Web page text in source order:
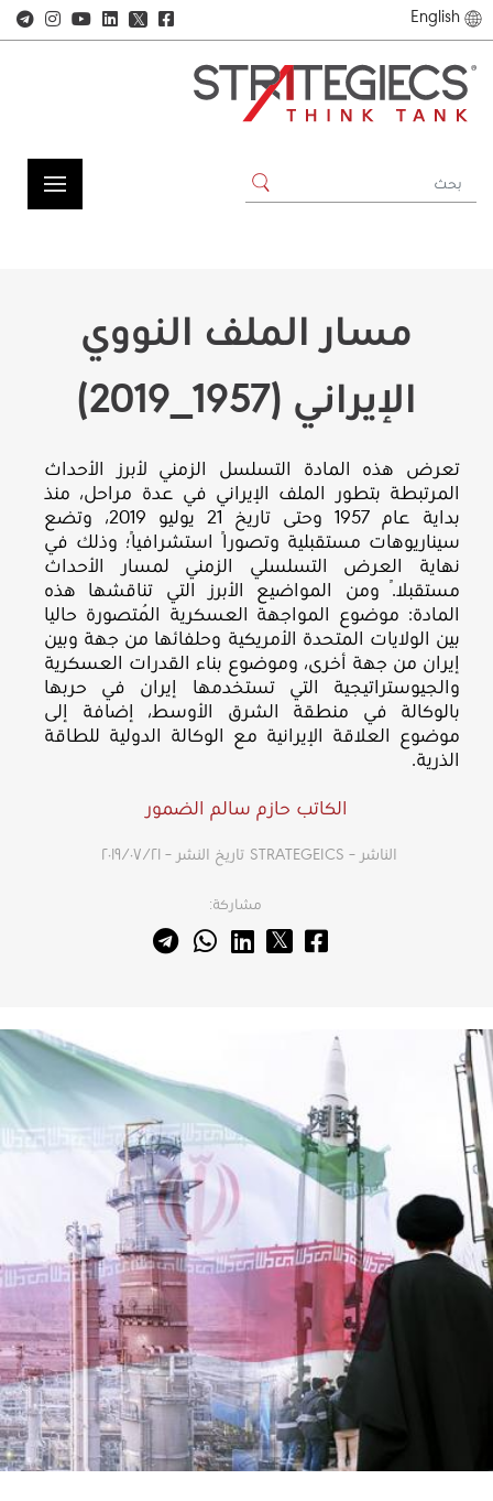
English
𝕏
مسار الملف النووي
الإيراني (1957_2019)
تعرض هذه المادة التسلسل الزمني لأبرز الأحداث
المرتبطة بتطور الملف الإيراني في عدة مراحل، منذ
بداية عام 1957 وحتى تاريخ 21 يوليو 2019، وتضع
سيناريوهات مستقبلية وتصورًا استشرافيًا؛ وذلك في
نهاية العرض التسلسلي الزمني لمسار الأحداث
مستقبلًا. ومن المواضيع الأبرز التي تناقشها هذه
المادة: موضوع المواجهة العسكرية الُمتصورة حاليا
بين الولايات المتحدة الأمريكية وحلفائها من جهة وبين
إيران من جهة أخرى، وموضوع بناء القدرات العسكرية
والجيوستراتيجية التي تستخدمها إيران في حربها
بالوكالة في منطقة الشرق الأوسط، إضافة إلى
موضوع العلاقة الإيرانية مع الوكالة الدولية للطاقة
الذرية.
الكاتب حازم سالم الضمور
الناشر – STRATEGEICS تاريخ النشر – ٢١‏/٠٧‏/٢٠١٩
مشاركة: